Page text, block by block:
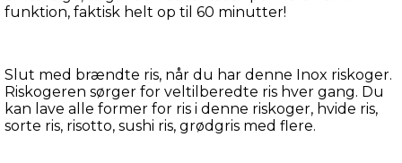
funktion, faktisk helt op til 60 minutter!
Slut med brændte ris, når du har denne Inox riskoger.
Riskogeren sørger for veltilberedte ris hver gang. Du
kan lave alle former for ris i denne riskoger, hvide ris,
sorte ris, risotto, sushi ris, grødgris med flere.